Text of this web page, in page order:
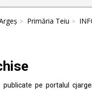
Primăria Teiu
publicate pe portalul